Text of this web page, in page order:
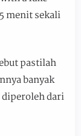
menit sekali
pastilah
banyak
diperoleh dari